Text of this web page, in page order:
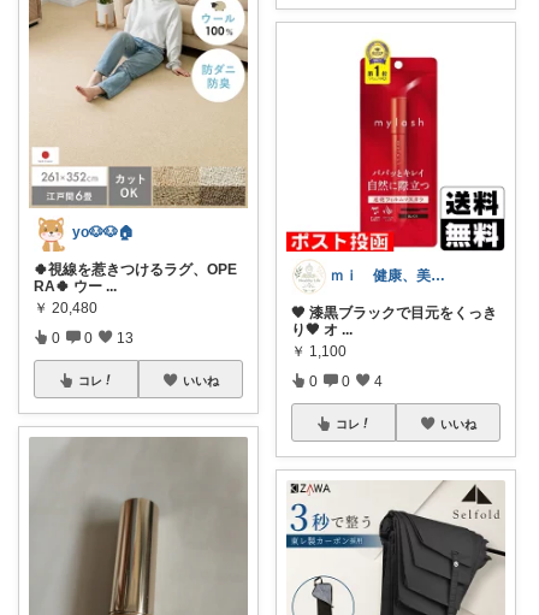
yo🐶🐶🏠
🍀視線を惹きつけるラグ、OPE
RA🍀 ウー ...
￥ 20,480
0 0 13
コレ いいね
ｍｉ 健康、美容🍀
🖤 漆黒ブラックで目元をくっき
り🖤 オ ...
￥ 1,100
0 0 4
コレ いいね